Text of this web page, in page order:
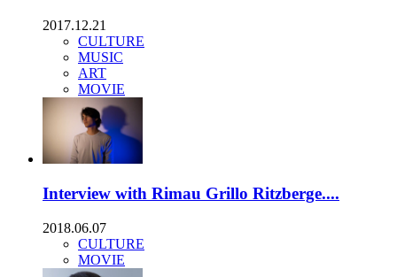
2017.12.21
CULTURE
MUSIC
ART
MOVIE
Interview with Rimau Grillo Ritzberge....
2018.06.07
CULTURE
MOVIE